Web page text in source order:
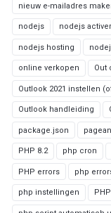
nieuw e-mailadres
nodejs nodejs
nodejs hosting
online verkopen Out
Outlook 2021 instellen
Outlook handleiding
package.json
PHP 8.2 php cron
PHP errors php
php instellingen